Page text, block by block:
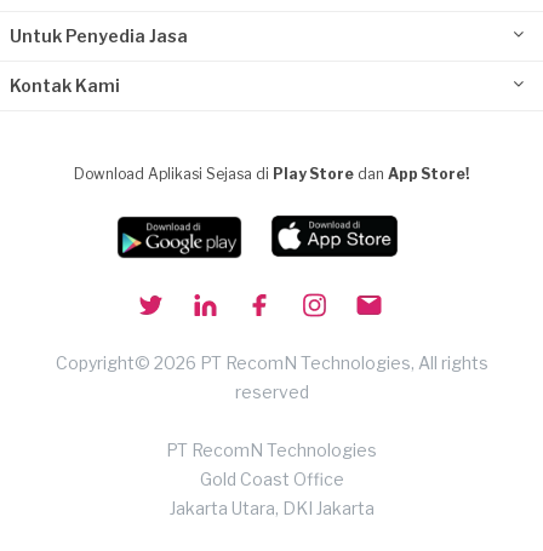
Untuk Penyedia Jasa
Kontak Kami
Download Aplikasi Sejasa di Play Store dan App Store!
Copyright© 2026 PT RecomN Technologies, All rights
reserved
PT RecomN Technologies
Gold Coast Office
Jakarta Utara, DKI Jakarta